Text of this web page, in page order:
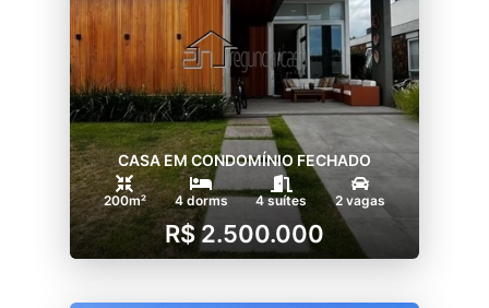
CASA EM CONDOMÍNIO FECHADO
200m² 4 dorms 4 suítes 2 vagas
R$ 2.500.000